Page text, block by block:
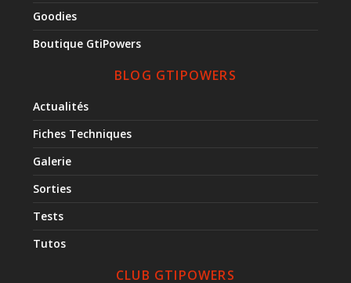
Goodies
Boutique GtiPowers
BLOG GTIPOWERS
Actualités
Fiches Techniques
Galerie
Sorties
Tests
Tutos
CLUB GTIPOWERS